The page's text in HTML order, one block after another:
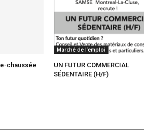
chaussée
Marché de l’emploi
UN FUTUR COMMERCIAL
SÉDENTAIRE (H/F)